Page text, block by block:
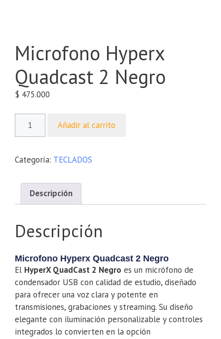
Microfono Hyperx
Quadcast 2 Negro
$ 475.000
Añadir al carrito
Categoría: TECLADOS
Descripción
Descripción
Microfono Hyperx Quadcast 2 Negro
El HyperX QuadCast 2 Negro es un micrófono de
condensador USB con calidad de estudio, diseñado
para ofrecer una voz clara y potente en
transmisiones, grabaciones y streaming. Su diseño
elegante con iluminación personalizable y controles
integrados lo convierten en la opción